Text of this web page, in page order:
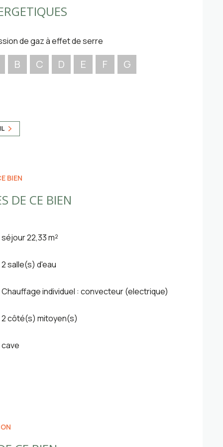
100m², exposition sud.
de gaz à effet de serre
B C D E F G
BIEN
DE CE BIEN
séjour 22,33 m²
2 salle(s) d'eau
Chauffage individuel : convecteur (electrique)
2 côté(s) mitoyen(s)
cave